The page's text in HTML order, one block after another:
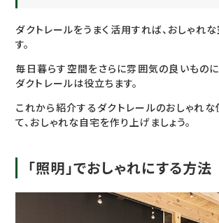
ダクトレールをうまく活用すれば、おしゃれ
す。
毎日暮らす空間をさらに雰囲気の良いもの
ダクトレールは役立ちます。
これから紹介するダクトレールのおしゃれ
て、おしゃれな自宅を作り上げましょう。
「照明」でおしゃれにする方法